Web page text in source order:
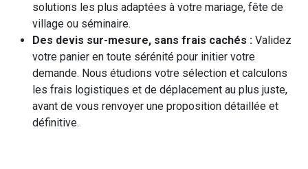
solutions les plus adaptées à votre mariage, fête de
village ou séminaire.
Des devis sur-mesure, sans frais cachés : Validez
votre panier en toute sérénité pour initier votre
demande. Nous étudions votre sélection et calculons
les frais logistiques et de déplacement au plus juste,
avant de vous renvoyer une proposition détaillée et
définitive.